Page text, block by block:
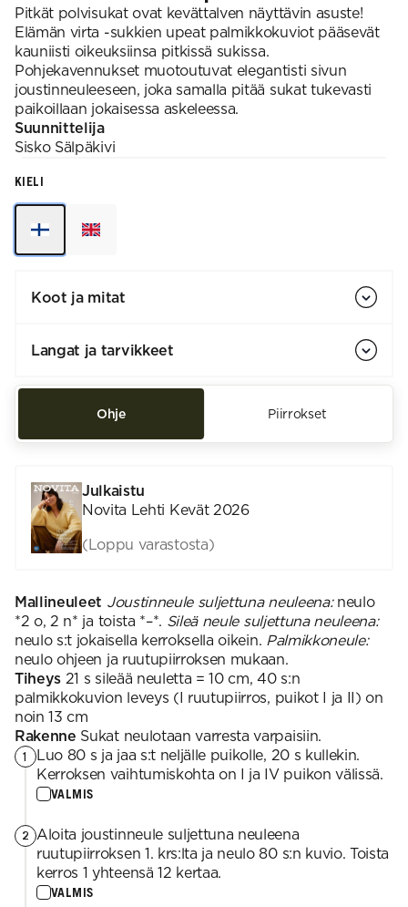
Pitkät polvisukat ovat kevättalven näyttävin asuste!
Elämän virta -sukkien upeat palmikkokuviot pääsevät
kauniisti oikeuksiinsa pitkissä sukissa.
Pohjekavennukset muotoutuvat elegantisti sivun
joustinneuleeseen, joka samalla pitää sukat tukevasti
paikoillaan jokaisessa askeleessa.
Suunnittelija
Sisko Sälpäkivi
KIELI
Koot ja mitat
Langat ja tarvikkeet
Ohje Piirrokset
Julkaistu
Novita Lehti Kevät 2026
(Loppu varastosta)
Mallineuleet Joustinneule suljettuna neuleena:neulo
*2 o, 2 n* ja toista *–*. Sileä neule suljettuna neuleena:
neulo s:t jokaisella kerroksella oikein. Palmikkoneule:
neulo ohjeen ja ruutupiirroksen mukaan.
Tiheys 21 s sileää neuletta = 10 cm, 40 s:n
palmikkokuvion leveys (I ruutupiirros, puikot I ja II) on
noin 13 cm
Rakenne Sukat neulotaan varresta varpaisiin.
1
Luo 80 s ja jaa s:t neljälle puikolle, 20 s kullekin.
Kerroksen vaihtumiskohta on I ja IV puikon välissä.
VALMIS
2 Aloita joustinneule suljettuna neuleena
ruutupiirroksen 1. krs:lta ja neulo 80 s:n kuvio. Toista
kerros 1 yhteensä 12 kertaa.
VALMIS